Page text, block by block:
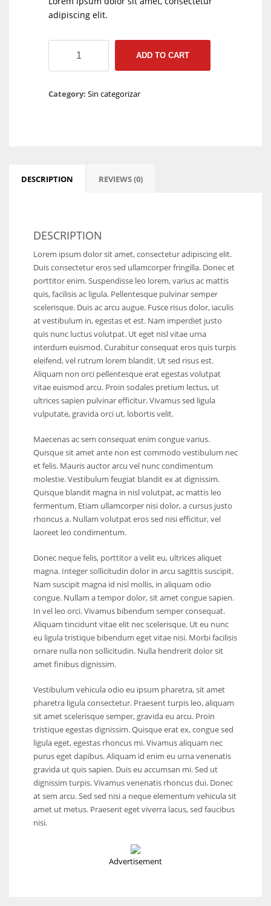
MIA
17
IND
MIN
6
NYJ
3
ATL
24
adipiscing elit.
Falcons
Helmet
ADD TO CART
Category: Sin categorizar
DESCRIPTION REVIEWS (0)
DESCRIPTION
Lorem ipsum dolor sit amet, consectetur adipiscing elit.
Duis consectetur eros sed ullamcorper fringilla. Donec et
porttitor enim. Suspendisse leo lorem, varius ac mattis
quis, facilisis ac ligula. Pellentesque pulvinar semper
scelerisque. Duis ac arcu augue. Fusce risus dolor, iaculis
at vestibulum in, egestas et est. Nam imperdiet justo
quis nunc luctus volutpat. Ut eget nisl vitae urna
interdum euismod. Curabitur consequat eros quis turpis
eleifend, vel rutrum lorem blandit. Ut sed risus est.
Aliquam non orci pellentesque erat egestas volutpat
vitae euismod arcu. Proin sodales pretium lectus, ut
ultrices sapien pulvinar efficitur. Vivamus sed ligula
vulputate, gravida orci ut, lobortis velit.
Maecenas ac sem consequat enim congue varius.
Quisque sit amet ante non est commodo vestibulum nec
et felis. Mauris auctor arcu vel nunc condimentum
molestie. Vestibulum feugiat blandit ex at dignissim.
Quisque blandit magna in nisl volutpat, ac mattis leo
fermentum. Etiam ullamcorper nisi dolor, a cursus justo
rhoncus a. Nullam volutpat eros sed nisi efficitur, vel
laoreet leo condimentum.
Donec neque felis, porttitor a velit eu, ultrices aliquet
magna. Integer sollicitudin dolor in arcu sagittis suscipit.
Nam suscipit magna id nisl mollis, in aliquam odio
congue. Nullam a tempor dolor, sit amet congue sapien.
In vel leo orci. Vivamus bibendum semper consequat.
Aliquam tincidunt vitae elit nec scelerisque. Ut eu nunc
eu ligula tristique bibendum eget vitae nisi. Morbi facilisis
ornare nulla non sollicitudin. Nulla hendrerit dolor sit
amet finibus dignissim.
Vestibulum vehicula odio eu ipsum pharetra, sit amet
pharetra ligula consectetur. Praesent turpis leo, aliquam
sit amet scelerisque semper, gravida eu arcu. Proin
tristique egestas dignissim. Quisque erat ex, congue sed
ligula eget, egestas rhoncus mi. Vivamus aliquam nec
purus eget dapibus. Aliquam id enim eu urna venenatis
gravida ut quis sapien. Duis eu accumsan mi. Sed ut
dignissim turpis. Vivamus venenatis rhoncus dui. Donec
at sem arcu. Sed sed nisi a neque elementum vehicula sit
amet ut metus. Praesent eget viverra lacus, sed faucibus
nisi.
Advertisement